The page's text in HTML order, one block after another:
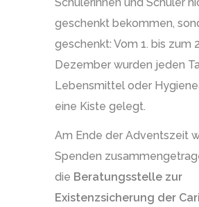
geschenkt bekommen,
geschenkt: Vom 1. bis zum
Dezember wurden jeden
Lebensmittel oder
eine Kiste gelegt.
Am Ende der Adventszeit
Spenden
die Beratungsstelle zur
Existenzsicherung der